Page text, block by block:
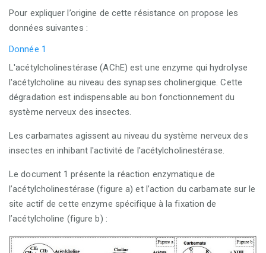
Pour expliquer l’origine de cette résistance on propose les
données suivantes :
Donnée 1
L'acétylcholinestérase (AChE) est une enzyme qui hydrolyse
l'acétylcholine au niveau des synapses cholinergique. Cette
dégradation est indispensable au bon fonctionnement du
système nerveux des insectes.
Les carbamates agissent au niveau du système nerveux des
insectes en inhibant l'activité de l'acétylcholinestérase.
Le document 1 présente la réaction enzymatique de
l’acétylcholinestérase (figure a) et l’action du carbamate sur le
site actif de cette enzyme spécifique à la fixation de
l’acétylcholine (figure b) :